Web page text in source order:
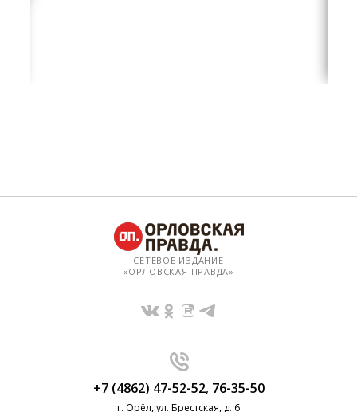
СЕТЕВОЕ ИЗДАНИЕ
«ОРЛОВСКАЯ ПРАВДА»
+7 (4862) 47-52-52, 76-35-50
г. Орёл, ул. Брестская, д. 6